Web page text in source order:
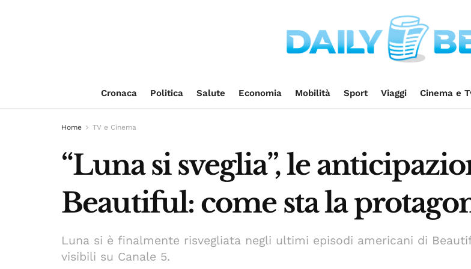
Cronaca Politica Salute Economia Mobilità Sport Viaggi Cinema e
Home TV e Cinema
“Luna si sveglia”, le
Beautiful: come sta la
Luna si è finalmente risvegliata negli ultimi episodi americani di
visibili su Canale 5.